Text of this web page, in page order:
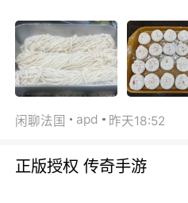
闲聊法国 apd 昨天18:52
正版授权 传奇手游